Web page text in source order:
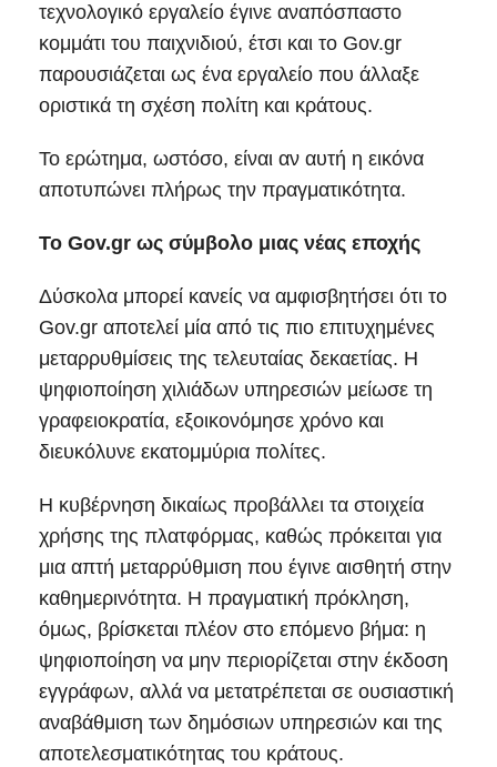
τεχνολογικό εργαλείο έγινε αναπόσπαστο
κομμάτι του παιχνιδιού, έτσι και το Gov.gr
παρουσιάζεται ως ένα εργαλείο που άλλαξε
οριστικά τη σχέση πολίτη και κράτους.
Το ερώτημα, ωστόσο, είναι αν αυτή η εικόνα
αποτυπώνει πλήρως την πραγματικότητα.
Το Gov.gr ως σύμβολο μιας νέας εποχής
Δύσκολα μπορεί κανείς να αμφισβητήσει ότι το
Gov.gr αποτελεί μία από τις πιο επιτυχημένες
μεταρρυθμίσεις της τελευταίας δεκαετίας. Η
ψηφιοποίηση χιλιάδων υπηρεσιών μείωσε τη
γραφειοκρατία, εξοικονόμησε χρόνο και
διευκόλυνε εκατομμύρια πολίτες.
Η κυβέρνηση δικαίως προβάλλει τα στοιχεία
χρήσης της πλατφόρμας, καθώς πρόκειται για
μια απτή μεταρρύθμιση που έγινε αισθητή στην
καθημερινότητα. Η πραγματική πρόκληση,
όμως, βρίσκεται πλέον στο επόμενο βήμα: η
ψηφιοποίηση να μην περιορίζεται στην έκδοση
εγγράφων, αλλά να μετατρέπεται σε ουσιαστική
αναβάθμιση των δημόσιων υπηρεσιών και της
αποτελεσματικότητας του κράτους.